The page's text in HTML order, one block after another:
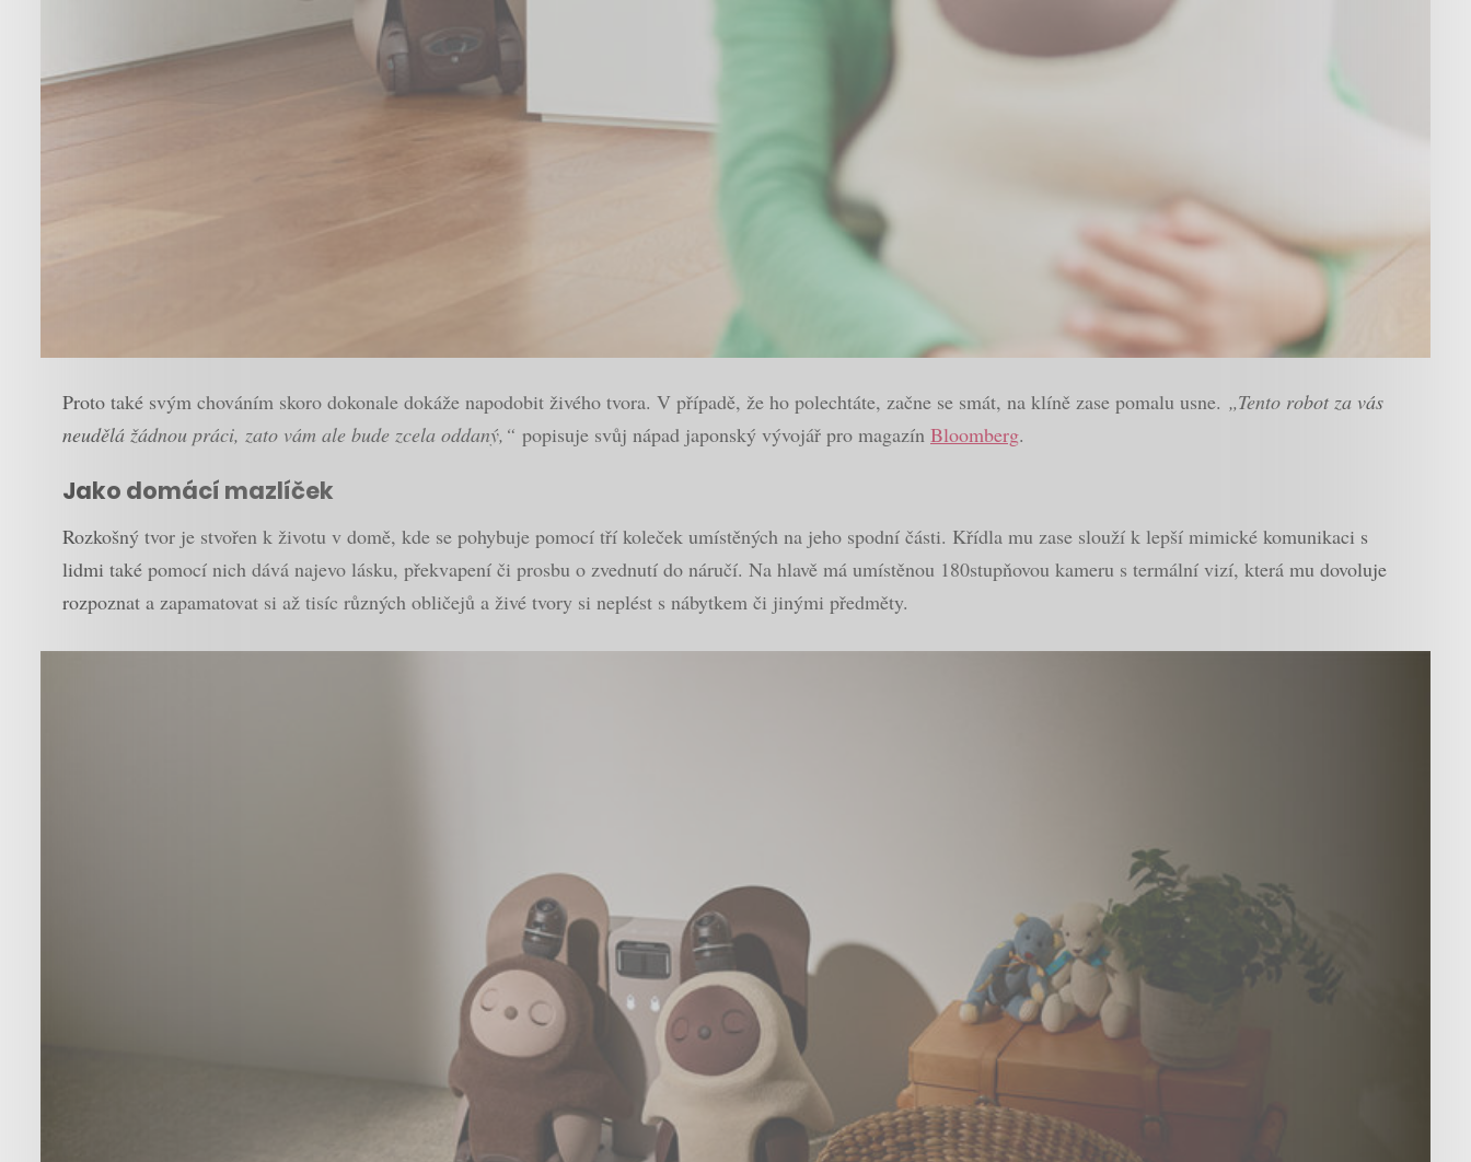
Proto také svým chováním skoro dokonale dokáže napodobit živého tvora. V případě, že ho polechtáte, začne se smát, na klíně zase pomalu usne. „Tento robot za vás
neudělá žádnou práci, zato vám ale bude zcela oddaný,“ popisuje svůj nápad japonský vývojář pro magazín Bloomberg.
Jako domácí mazlíček
Rozkošný tvor je stvořen k životu v domě, kde se pohybuje pomocí tří koleček umístěných na jeho spodní části. Křídla mu zase slouží k lepší mimické komunikaci s
lidmi také pomocí nich dává najevo lásku, překvapení či prosbu o zvednutí do náručí. Na hlavě má umístěnou 180stupňovou kameru s termální vizí, která mu dovoluje
rozpoznat a zapamatovat si až tisíc různých obličejů a živé tvory si neplést s nábytkem či jinými předměty.